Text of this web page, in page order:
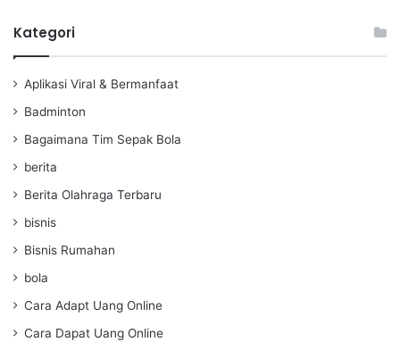
Kategori
Aplikasi Viral & Bermanfaat
Badminton
Bagaimana Tim Sepak Bola
berita
Berita Olahraga Terbaru
bisnis
Bisnis Rumahan
bola
Cara Adapt Uang Online
Cara Dapat Uang Online